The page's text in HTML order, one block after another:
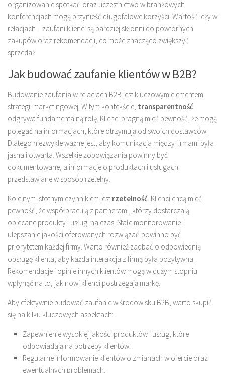
organizowanie spotkań oraz uczestnictwo w branżowych
konferencjach mogą przynieść długofalowe korzyści. Wartość leży w
relacjach – zaufani klienci są bardziej skłonni do powtórnych
zakupów oraz rekomendacji, co może znacząco zwiększyć
sprzedaż.
Jak budować zaufanie klientów w B2B?
Budowanie zaufania w relacjach B2B jest kluczowym elementem
strategii marketingowej. W tym kontekście, transparentność
odgrywa fundamentalną rolę. Klienci pragną mieć pewność, że mogą
polegać na informacjach, które otrzymują od swoich dostawców.
Dlatego niezwykle ważne jest, aby komunikacja między firmami była
jasna i otwarta. Wszelkie zobowiązania powinny być
dokumentowane, a informacje o produktach i usługach
przedstawiane w sposób rzetelny.
Kolejnym istotnym czynnikiem jest rzetelność . Klienci chcą mieć
pewność, że współpracują z partnerami, którzy dostarczają
obiecane produkty i usługi na czas. Stałe monitorowanie i
ulepszanie jakości oferowanych rozwiązań powinno być
priorytetem każdej firmy. Warto również zadbać o odpowiednią
obsługę klienta, aby każda interakcja z firmą była pozytywna.
Rekomendacje i opinie innych klientów mogą w dużym stopniu
wpłynąć na to, jak nowi klienci postrzegają markę.
Aby efektywnie budować zaufanie w środowisku B2B, warto skupić
się na kilku kluczowych aspektach:
Zapewnienie wysokiej jakości produktów i usług, które
odpowiadają na potrzeby klientów.
Regularne informowanie klientów o zmianach w ofercie oraz
ewentualnych problemach.